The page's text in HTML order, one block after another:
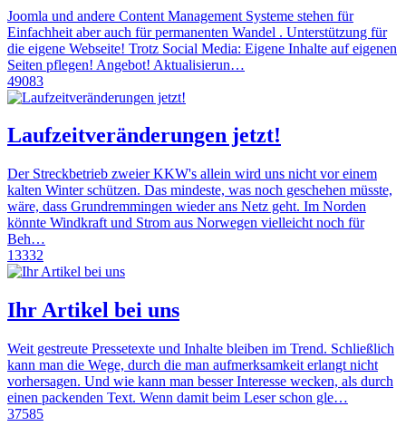
Joomla und andere Content Management Systeme stehen für
Einfachheit aber auch für permanenten Wandel . Unterstützung für
die eigene Webseite! Trotz Social Media: Eigene Inhalte auf eigenen
Seiten pflegen! Angebot! Aktualisierun…
49083
Laufzeitveränderungen jetzt!
Der Streckbetrieb zweier KKW's allein wird uns nicht vor einem
kalten Winter schützen. Das mindeste, was noch geschehen müsste,
wäre, dass Grundremmingen wieder ans Netz geht. Im Norden
könnte Windkraft und Strom aus Norwegen vielleicht noch für
Beh…
13332
Ihr Artikel bei uns
Weit gestreute Pressetexte und Inhalte bleiben im Trend. Schließlich
kann man die Wege, durch die man aufmerksamkeit erlangt nicht
vorhersagen. Und wie kann man besser Interesse wecken, als durch
einen packenden Text. Wenn damit beim Leser schon gle…
37585